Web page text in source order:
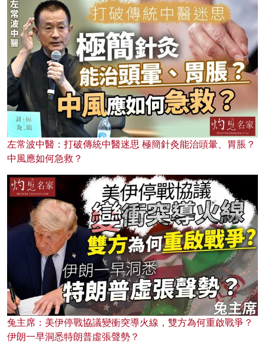
左常波中醫：打破傳統中醫迷思 極簡針灸能治頭暈、胃脹？
中風應如何急救？
兔主席：美伊停戰協議變衝突導火線，雙方為何重啟戰爭？
伊朗一早洞悉特朗普虛張聲勢？